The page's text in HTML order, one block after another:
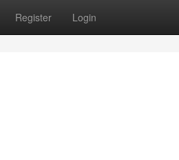
Register Login